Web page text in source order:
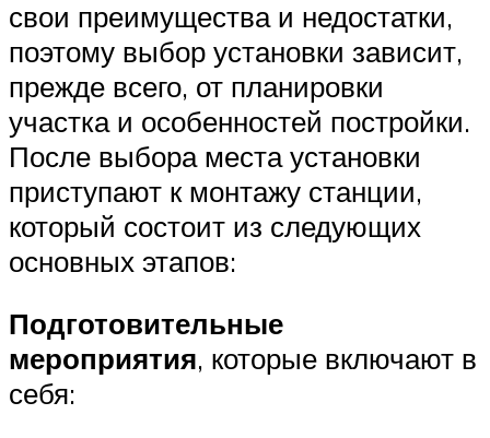
свои преимущества и недостатки,
поэтому выбор установки зависит,
прежде всего, от планировки
участка и особенностей постройки.
После выбора места установки
приступают к монтажу станции,
который состоит из следующих
основных этапов:
Подготовительные
мероприятия, которые включают в
себя: